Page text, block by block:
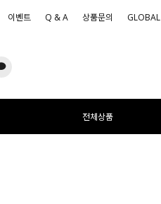
이벤트 Q & A 상품문의 GLOBAL
전체상품